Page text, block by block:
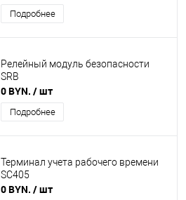
Подробнее
Релейный модуль безопасности
SRB
0 BYN. / шт
Подробнее
Терминал учета рабочего времени
SC405
0 BYN. / шт